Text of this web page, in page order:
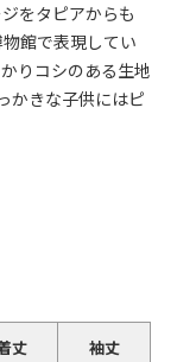
をタピアからも
館で表現してい
りコシのある生地
かきな子供にはピ
丈 袖丈